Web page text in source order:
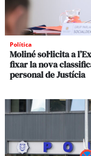
Política
Moliné sol·licita a
fixar la nova
personal de Justícia